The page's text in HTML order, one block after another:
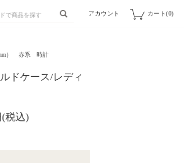
アカウント カート(0)
） 赤系 時計
ケース/レディ
(税込)